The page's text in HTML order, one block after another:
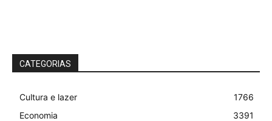
CATEGORIAS
Cultura e lazer
1766
Economia
3391